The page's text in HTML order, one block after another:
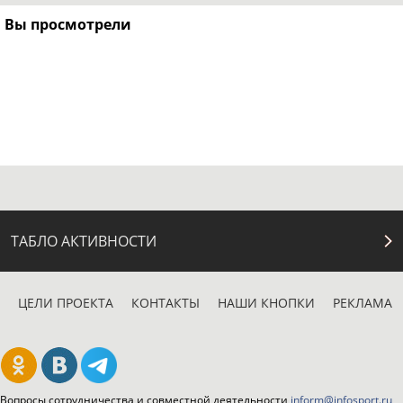
Вы просмотрели
ТАБЛО АКТИВНОСТИ
ЦЕЛИ ПРОЕКТА КОНТАКТЫ НАШИ КНОПКИ РЕКЛАМА
Вопросы сотрудничества и совместной деятельности inform@infosport.ru